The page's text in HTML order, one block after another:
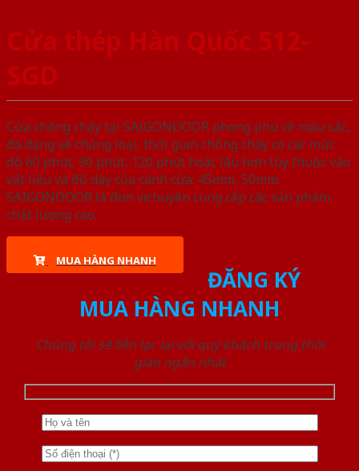
Cửa thép Hàn Quốc 512-
SGD
Cửa chống cháy tại SAIGONDOOR phong phú về màu sắc,
đa dạng về chủng loại, thời gian chống cháy có các mức
độ 60 phút, 90 phút, 120 phút hoặc lâu hơn tùy thuộc vào
vật liệu và độ dày của cánh cửa: 45mm, 50mm.
SAIGONDOOR là đơn vị chuyên cung cấp các sản phẩm
chất lượng cao.
MUA HÀNG NHANH
ĐĂNG KÝ
MUA HÀNG NHANH
Chúng tôi sẽ liên lạc lại với quý khách trong thời
gian ngắn nhất